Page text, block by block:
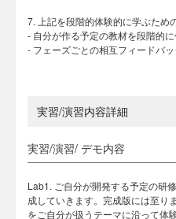
7. 上記を段階的体験的に学ぶため
- 自分が作る予定の教材を段階的に
- フェーズごとの相互フィードバッ
実習/演習内容詳細
実習/演習/ デモ内容
Lab1. ご自分が開発する予定の研
成していきます。完成版には至り
をご自分が扱うテーマに沿って体